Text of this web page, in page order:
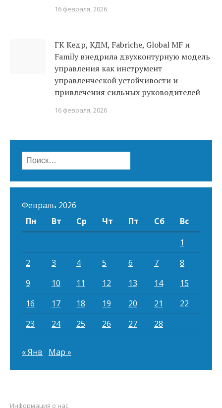
16 февраля, 2026
ГК Кедр, КДМ, Fabriche, Global MF и
Family внедрила двухконтурную модель
управления как инструмент
управленческой устойчивости и
привлечения сильных руководителей
16 февраля, 2026
Найти:
Февраль 2026
Пн
Вт Ср Чт Пт Сб
Вс
1
2
3 4 5 6 7
8
9
10 11 12 13 14
15
16
17 18 19 20 21
22
23
24 25 26 27 28
« Янв Мар »
Информация о нас